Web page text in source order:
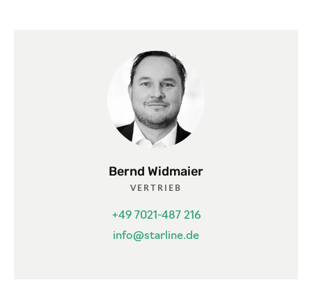
Bernd Widmaier
VERTRIEB
+49 7021-487 216
info@starline.de